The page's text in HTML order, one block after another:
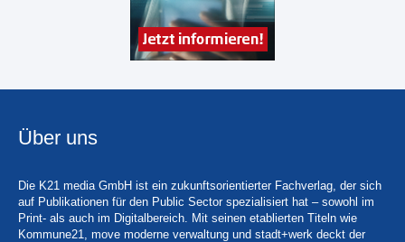
Über uns
Die K21 media GmbH ist ein zukunftsorientierter Fachverlag, der sich
auf Publikationen für den Public Sector spezialisiert hat – sowohl im
Print- als auch im Digitalbereich. Mit seinen etablierten Titeln wie
Kommune21, move moderne verwaltung und stadt+werk deckt der